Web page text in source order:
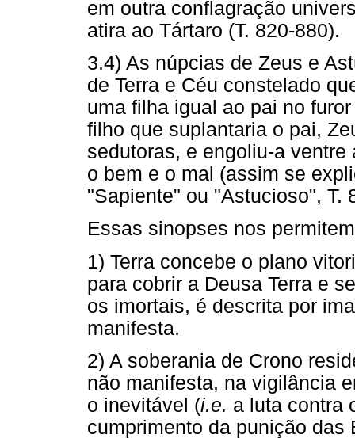
em outra conflagração
atira ao Tártaro (T. 820-880).
3.4) As núpcias de Zeus e
de Terra e Céu constelado
uma filha igual ao pai no
filho que suplantaria o pai,
sedutoras, e engoliu-a
o bem e o mal (assim se
"Sapiente" ou "Astucioso", T.
Essas sinopses nos
1) Terra concebe o plano
para cobrir a Deusa Terra e
os imortais, é descrita por
manifesta.
2) A soberania de Crono
não manifesta, na vigilância
o inevitável (i.e. a luta contra
cumprimento da punição